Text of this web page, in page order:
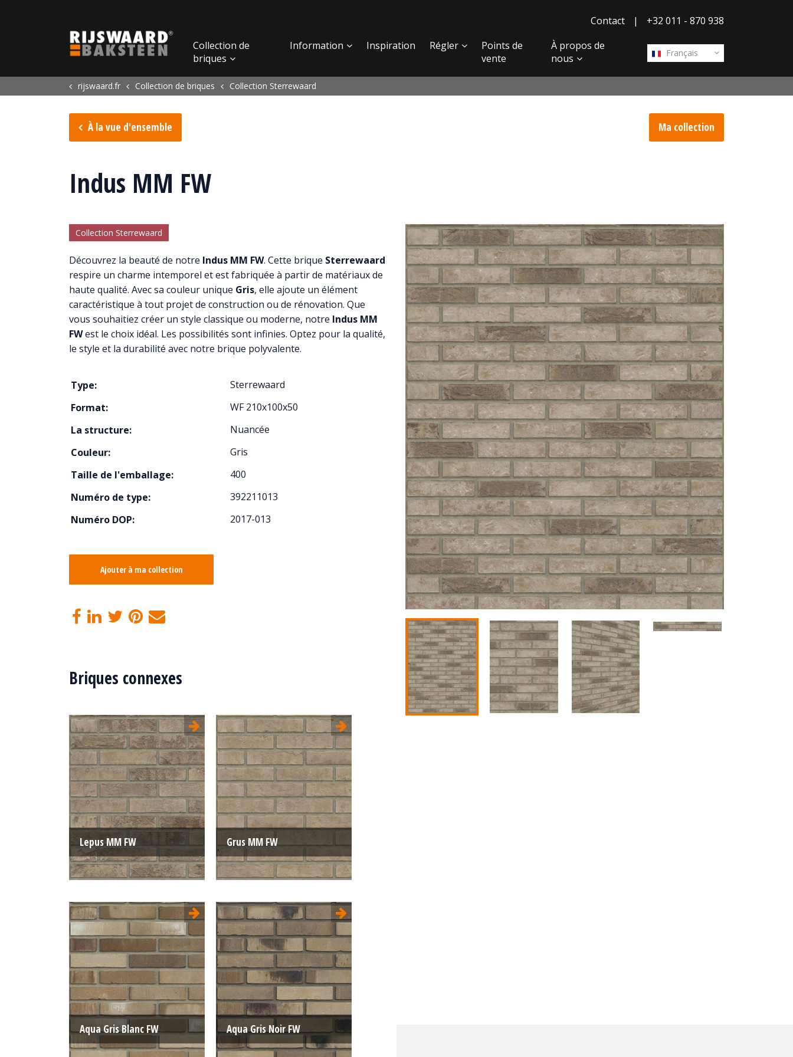
Contact
| +32 011 - 870 938
Français
Collection de
briques
Information Inspiration Régler
Points de
vente
À propos de
nous
rijswaard.fr Collection de briques Collection Sterrewaard
À la vue d'ensemble Ma collection
Indus MM FW
Collection Sterrewaard
Découvrez la beauté de notre Indus MM FW. Cette brique Sterrewaard
respire un charme intemporel et est fabriquée à partir de matériaux de
haute qualité. Avec sa couleur unique Gris, elle ajoute un élément
caractéristique à tout projet de construction ou de rénovation. Que
vous souhaitiez créer un style classique ou moderne, notre Indus MM
FWest le choix idéal. Les possibilités sont infinies. Optez pour la qualité,
le style et la durabilité avec notre brique polyvalente.
Type:
Sterrewaard
Format:
WF 210x100x50
La structure:
Nuancée
Couleur:
Gris
Taille de l'emballage:
400
Numéro de type:
392211013
Numéro DOP:
2017-013
Ajouter à ma collection
Briques connexes
Lepus MM FW
Sterrewaard
Format:
WF 210x100x50
La structure:Nuancée
Couleur:
Gris
Grus MM FW
Type:
Sterrewaard
Format:
WF 210x100x50
La structure:Unie
Couleur:
Gris
Aqua Gris Blanc FW Aqua Gris Noir FW